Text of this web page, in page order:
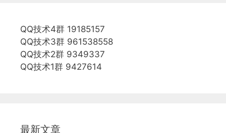
QQ技术4群 19185157
QQ技术3群 961538558
QQ技术2群 9349337
QQ技术1群 9427614
最新文章